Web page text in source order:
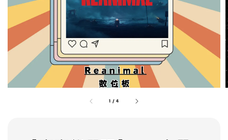
1 /4